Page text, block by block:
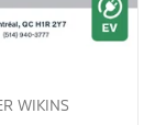
WIKINS